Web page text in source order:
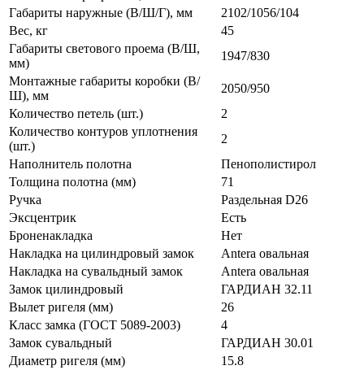
Габариты наружные (В/Ш/Г), мм
2102/1056/104
Вес, кг
45
Габариты светового проема (В/Ш,
мм)
1947/830
Монтажные габариты коробки (В/
Ш), мм
2050/950
Количество петель (шт.)
2
Количество контуров уплотнения
(шт.)
2
Наполнитель полотна
Пенополистирол
Толщина полотна (мм)
71
Ручка
Раздельная D26
Эксцентрик
Есть
Броненакладка
Нет
Накладка на цилиндровый замок
Antera овальная
Накладка на сувальдный замок
Antera овальная
Замок цилиндровый
ГАРДИАН 32.11
Вылет ригеля (мм)
26
Класс замка (ГОСТ 5089-2003)
4
Замок сувальдный
ГАРДИАН 30.01
Диаметр ригеля (мм)
15.8